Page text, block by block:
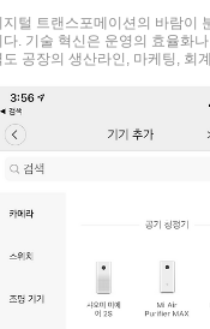
지털 트랜스포메이션의 바람이
다. 기술 혁신은 운영의 효율화
도 공장의 생산라인, 마케팅, 회